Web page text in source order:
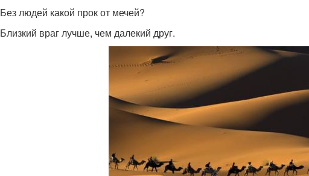
Без людей какой прок от мечей?
Близкий враг лучше, чем далекий друг.